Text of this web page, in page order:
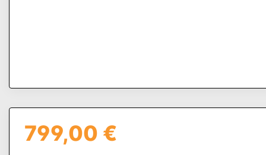
Regulärer Preis:
799,00 €